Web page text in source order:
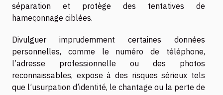
séparation et protège des tentatives de
hameçonnage ciblées.
Divulguer imprudemment certaines données
personnelles, comme le numéro de téléphone,
l’adresse professionnelle ou des photos
reconnaissables, expose à des risques sérieux tels
que l’usurpation d’identité, le chantage ou la perte de